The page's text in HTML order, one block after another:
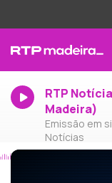
RTP
Madeira)
Emissão em
Notícias